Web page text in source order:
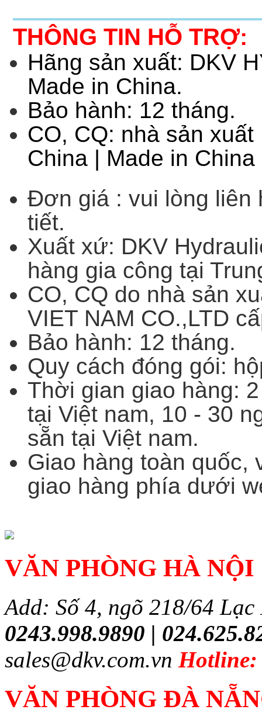
THÔNG TIN HỖ TRỢ:
Hãng sản xuất: DKV
Made in China.
Bảo hành: 12 tháng.
CO, CQ: nhà sản
China | Made in China
Đơn giá : vui lòng liên
tiết.
Xuất xứ: DKV
hàng gia công tại
CO, CQ do nhà sản
VIET NAM CO.,LTD
Bảo hành: 12 tháng.
Quy cách đóng gói:
Thời gian giao hàng:
tại Việt nam, 10 - 30
sẵn tại Việt nam.
Giao hàng toàn quốc,
giao hàng phía dưới
VĂN PHÒNG HÀ NỘI
Add: Số 4, ngõ 218/64
0243.998.9890 |
sales@dkv.com.vn Hotline:
VĂN PHÒNG ĐÀ